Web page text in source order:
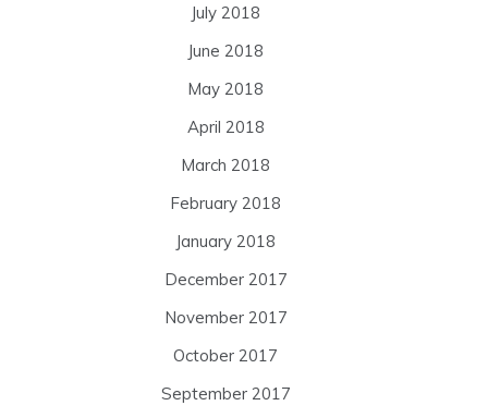
July 2018
June 2018
May 2018
April 2018
March 2018
February 2018
January 2018
December 2017
November 2017
October 2017
September 2017